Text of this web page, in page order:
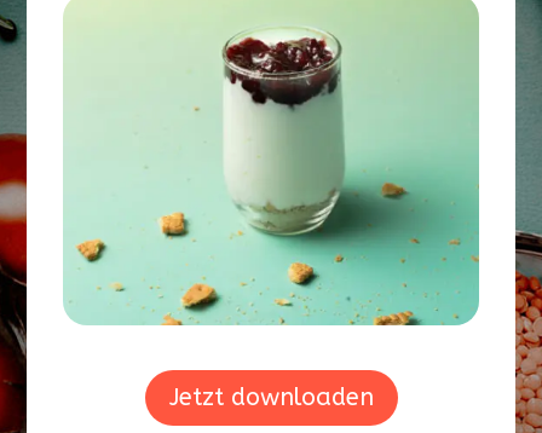
Jetzt downloaden